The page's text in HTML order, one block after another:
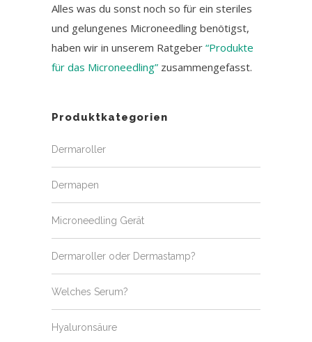
Alles was du sonst noch so für ein steriles
und gelungenes Microneedling benötigst,
haben wir in unserem Ratgeber “Produkte
für das Microneedling” zusammengefasst.
Produktkategorien
Dermaroller
Dermapen
Microneedling Gerät
Dermaroller oder Dermastamp?
Welches Serum?
Hyaluronsäure